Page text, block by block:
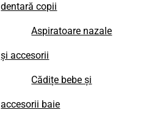
dentară copii
Aspiratoare nazale
și accesorii
Cădițe bebe și
accesorii baie